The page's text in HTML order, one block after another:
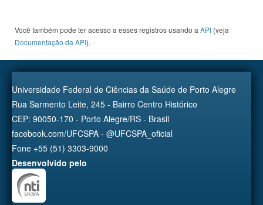
Você também pode ter acesso a esses registros usando a API (veja
Documentação da API).
Universidade Federal de Ciências da Saúde de Porto Alegre
Rua Sarmento Leite, 245 - Bairro Centro Histórico
CEP: 90050-170 - Porto Alegre/RS - Brasil
facebook.com/UFCSPA - @UFCSPA_oficial
Fone +55 (51) 3303-9000
Desenvolvido pelo